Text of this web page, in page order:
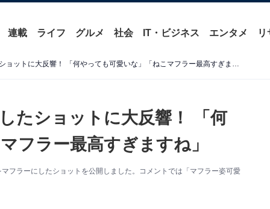
連載 ライフ グルメ 社会 IT・ビジネス エンタメ リ
高畑充希、猫をマフラーにしたショットに大反響！ 「何やっても可愛いな」「ねこマフラー最高すぎますね」
たショットに大反響！ 「何
フラー最高すぎますね」
フラーにしたショットを公開しました。コメントでは「マフラー姿可愛